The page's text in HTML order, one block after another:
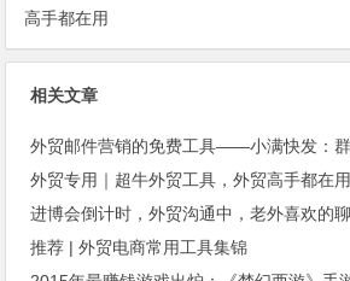
高手都在用
相关文章
外贸专用｜超牛外贸工具，外贸高手都在用
推荐 | 外贸电商常用工具集锦